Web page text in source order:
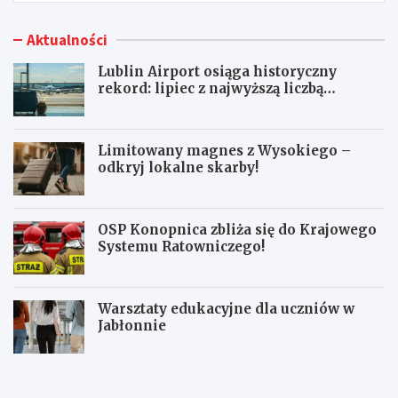
Aktualności
Lublin Airport osiąga historyczny
rekord: lipiec z najwyższą liczbą
Limitowany magnes z Wysokiego –
odkryj lokalne skarby!
OSP Konopnica zbliża się do Krajowego
Systemu Ratowniczego!
Warsztaty edukacyjne dla uczniów w
Jabłonnie
L
L